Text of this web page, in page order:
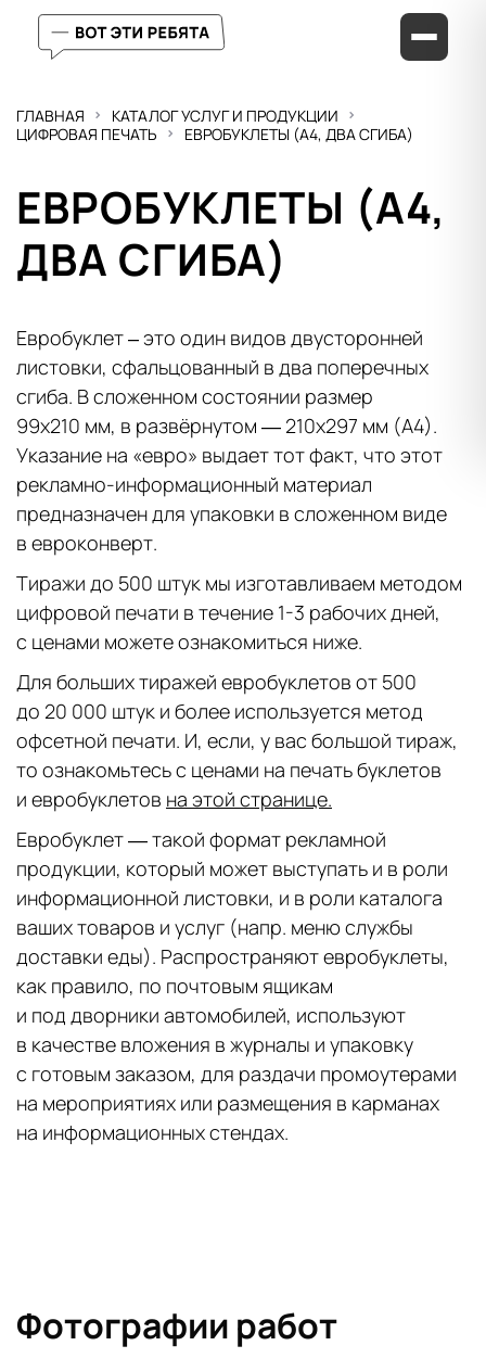
ГЛАВНАЯ
КАТАЛОГ УСЛУГ И ПРОДУКЦИИ
ЦИФРОВАЯ ПЕЧАТЬ
ЕВРОБУКЛЕТЫ (А4, ДВА СГИБА)
ЕВРОБУКЛЕТЫ (А4,
ДВА СГИБА)
Евробуклет – это один видов двусторонней
листовки, сфальцованный в два поперечных
сгиба. В сложенном состоянии размер
99х210 мм, в развёрнутом — 210х297 мм (А4).
Указание на «евро» выдает тот факт, что этот
рекламно-информационный материал
предназначен для упаковки в сложенном виде
в евроконверт.
Тиражи до 500 штук мы изготавливаем методом
цифровой печати в течение 1-3 рабочих дней,
с ценами можете ознакомиться ниже.
Для больших тиражей евробуклетов от 500
до 20 000 штук и более используется метод
офсетной печати. И, если, у вас большой тираж,
то ознакомьтесь с ценами на печать буклетов
и евробуклетов на этой странице.
Евробуклет — такой формат рекламной
продукции, который может выступать и в роли
информационной листовки, и в роли каталога
ваших товаров и услуг (напр. меню службы
доставки еды). Распространяют евробуклеты,
как правило, по почтовым ящикам
и под дворники автомобилей, используют
в качестве вложения в журналы и упаковку
с готовым заказом, для раздачи промоутерами
на мероприятиях или размещения в карманах
на информационных стендах.
Фотографии работ